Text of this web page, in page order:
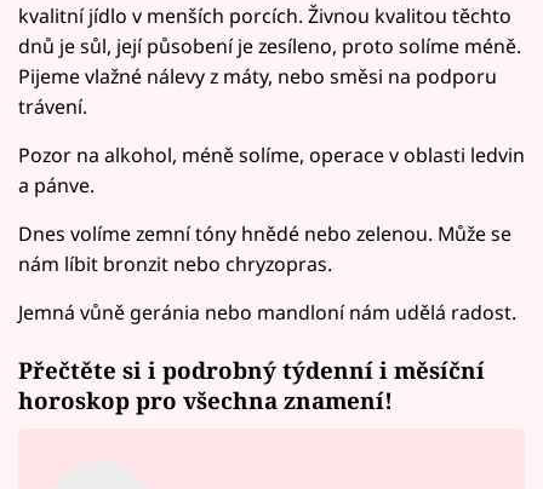
kvalitní jídlo v menších porcích. Živnou kvalitou těchto
dnů je sůl, její působení je zesíleno, proto solíme méně.
Pijeme vlažné nálevy z máty, nebo směsi na podporu
trávení.
Pozor na alkohol, méně solíme, operace v oblasti ledvin
a pánve.
Dnes volíme zemní tóny hnědé nebo zelenou. Může se
nám líbit bronzit nebo chryzopras.
Jemná vůně geránia nebo mandloní nám udělá radost.
Přečtěte si i podrobný týdenní i měsíční
horoskop pro všechna znamení!